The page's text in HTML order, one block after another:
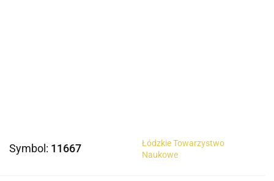
Symbol: 11667
Łódzkie Towarzystwo
Naukowe